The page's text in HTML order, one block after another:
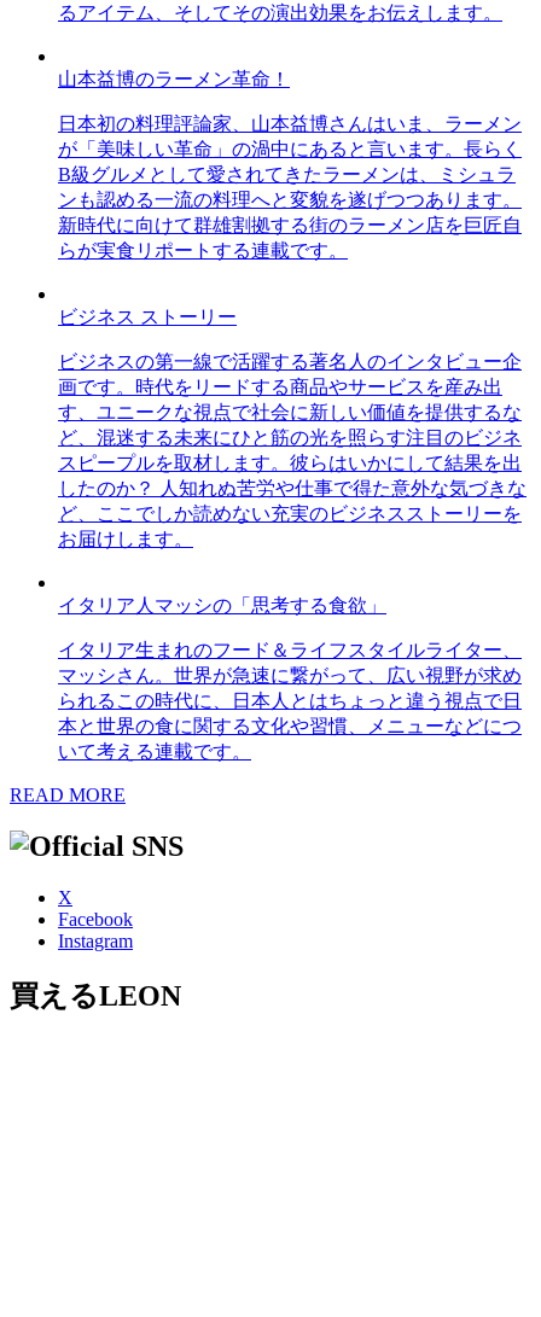
るアイテム、そしてその演出効果をお伝えします。
山本益博のラーメン革命！
日本初の料理評論家、山本益博さんはいま、ラーメン
が「美味しい革命」の渦中にあると言います。長らく
B級グルメとして愛されてきたラーメンは、ミシュラ
ンも認める一流の料理へと変貌を遂げつつあります。
新時代に向けて群雄割拠する街のラーメン店を巨匠自
らが実食リポートする連載です。
ビジネス ストーリー
ビジネスの第一線で活躍する著名人のインタビュー企
画です。時代をリードする商品やサービスを産み出
す、ユニークな視点で社会に新しい価値を提供するな
ど、混迷する未来にひと筋の光を照らす注目のビジネ
スピープルを取材します。彼らはいかにして結果を出
したのか？ 人知れぬ苦労や仕事で得た意外な気づきな
ど、ここでしか読めない充実のビジネスストーリーを
お届けします。
イタリア人マッシの「思考する食欲」
イタリア生まれのフード＆ライフスタイルライター、
マッシさん。世界が急速に繋がって、広い視野が求め
られるこの時代に、日本人とはちょっと違う視点で日
本と世界の食に関する文化や習慣、メニューなどにつ
いて考える連載です。
READ MORE
X
Facebook
Instagram
買えるLEON